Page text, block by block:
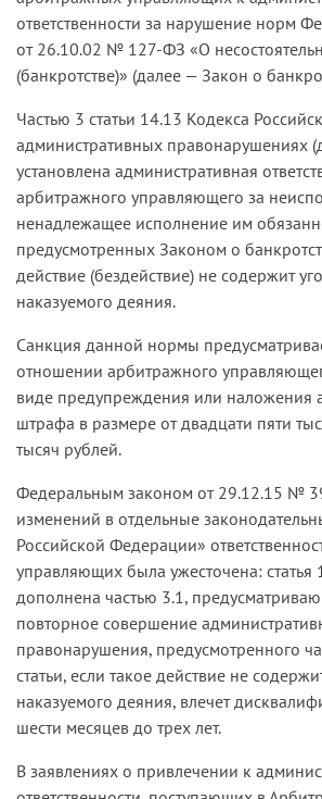
ответственности за нарушение норм
от 26.10.02 № 127-ФЗ «О
(банкротстве)» (далее — Закон о
Частью 3 статьи 14.13 Кодекса
административных правонарушениях
установлена административная
арбитражного управляющего за
ненадлежащее исполнение им
предусмотренных Законом о
действие (бездействие) не содержит
наказуемого деяния.
Санкция данной нормы
отношении арбитражного
виде предупреждения или наложения
штрафа в размере от двадцати пяти
тысяч рублей.
Федеральным законом от 29.12.15 №
изменений в отдельные
Российской Федерации»
управляющих была ужесточена:
дополнена частью 3.1,
повторное совершение
правонарушения, предусмотренного
статьи, если такое действие не
наказуемого деяния, влечет
шести месяцев до трех лет.
В заявлениях о привлечении к